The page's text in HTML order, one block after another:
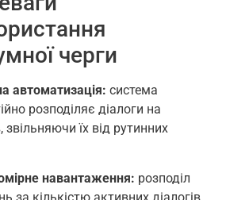
черги
автоматизація: система
розподіляє діалоги на
звільняючи їх від рутинних
навантаження: розподіл
за кількістю активних діалогів